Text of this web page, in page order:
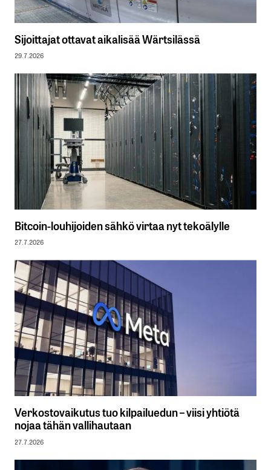
Sijoittajat ottavat aikalisää Wärtsilässä
29.7.2026
Bitcoin-louhijoiden sähkö virtaa nyt tekoälylle
27.7.2026
Verkostovaikutus tuo kilpailuedun – viisi yhtiötä
nojaa tähän vallihautaan
27.7.2026